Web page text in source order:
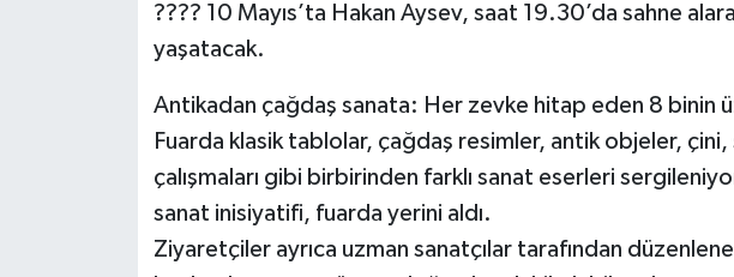
???? 10 Mayıs’ta Hakan Aysev, saat 19.30’da sahne
yaşatacak.
Antikadan çağdaş sanata: Her zevke hitap eden 8 binin
Fuarda klasik tablolar, çağdaş resimler, antik objeler, çini,
çalışmaları gibi birbirinden farklı sanat eserleri
sanat inisiyatifi, fuarda yerini aldı.
Ziyaretçiler ayrıca uzman sanatçılar tarafından